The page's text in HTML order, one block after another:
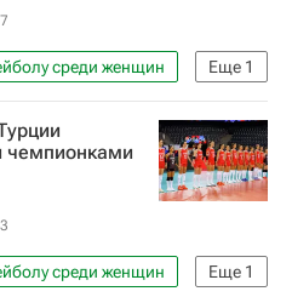
Еще 1
среди женщин
чемпионками
Еще 1
среди женщин